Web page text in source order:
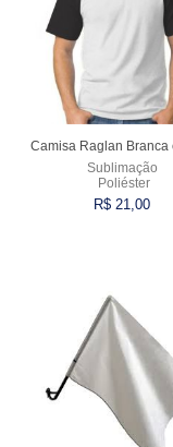
Camisa Raglan Branca
Sublimação
Poliéster
R$ 21,00